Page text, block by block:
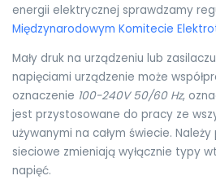
energii elektrycznej sprawdzamy
Międzynarodowym Komitecie
Mały druk na urządzeniu lub
napięciami urządzenie może
oznaczenie 100-240V 50/60 Hz,
jest przystosowane do pracy ze
używanymi na całym świecie.
sieciowe zmieniają wyłącznie typy
napięć.